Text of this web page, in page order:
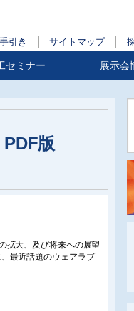
引き サイトマップ
セミナー 展示会
版
拡大、及び将来への展望
最近話題のウェアラブ